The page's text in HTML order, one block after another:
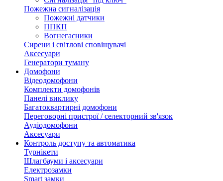
Пожежна сигналізація
Пожежні датчики
ППКП
Вогнегасники
Сирени і світлові сповіщувачі
Аксесуари
Генератори туману
Домофони
Відеодомофони
Комплекти домофонів
Панелі виклику
Багатоквартирні домофони
Переговорні пристрої / селекторний зв'язок
Аудіодомофони
Аксесуари
Контроль доступу та автоматика
Турнікети
Шлагбауми і аксесуари
Електрозамки
Smart замки